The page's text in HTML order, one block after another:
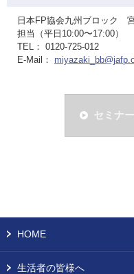
日本FP協会九州ブロック
担当（平日10:00〜17:00）
TEL： 0120-725-012
E-Mail：
セミナ
HOME
生活者の皆様へ